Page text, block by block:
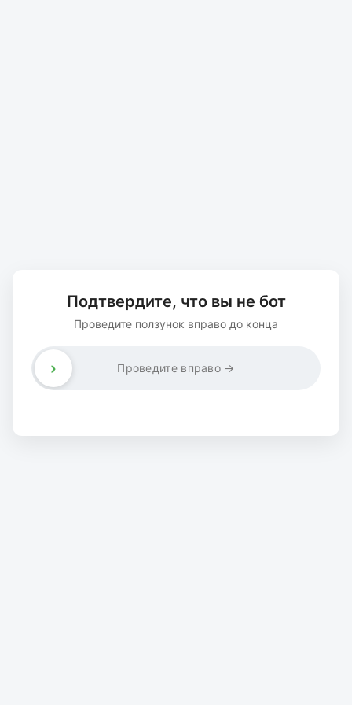
Подтвердите, что вы не бот
Проведите ползунок вправо до конца
Проведите вправо →
›